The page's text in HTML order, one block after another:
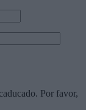
Por favor,